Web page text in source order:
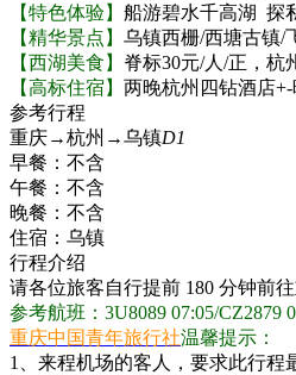
【特色体验】 船游碧水千高湖 探
【精华景点】 乌镇西栅/西塘古镇/
【西湖美食】 脊标30元/人/正，杭
【高标住宿】 两晚杭州四钻酒店
参考行程
重庆→杭州→乌镇D1
早餐： 不含
午餐： 不含
晚餐： 不含
住宿： 乌镇
行程介绍
请各位旅客自行提前 180 分钟前
参考航班：3U8089 07:05/CZ2879
重庆中国青年旅行社温馨提示：
1、来程机场的客人，要求此行程